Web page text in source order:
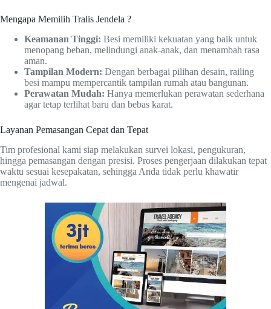
Mengapa Memilih Tralis Jendela ?
Keamanan Tinggi: Besi memiliki kekuatan yang baik untuk
menopang beban, melindungi anak-anak, dan menambah rasa
aman.
Tampilan Modern: Dengan berbagai pilihan desain, railing
besi mampu mempercantik tampilan rumah atau bangunan.
Perawatan Mudah: Hanya memerlukan perawatan sederhana
agar tetap terlihat baru dan bebas karat.
Layanan Pemasangan Cepat dan Tepat
Tim profesional kami siap melakukan survei lokasi, pengukuran,
hingga pemasangan dengan presisi. Proses pengerjaan dilakukan tepat
waktu sesuai kesepakatan, sehingga Anda tidak perlu khawatir
mengenai jadwal.